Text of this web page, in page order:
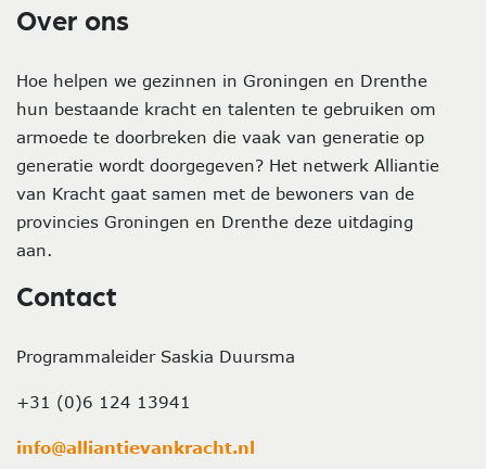
Over ons
Hoe helpen we gezinnen in Groningen en Drenthe
hun bestaande kracht en talenten te gebruiken om
armoede te doorbreken die vaak van generatie op
generatie wordt doorgegeven? Het netwerk Alliantie
van Kracht gaat samen met de bewoners van de
provincies Groningen en Drenthe deze uitdaging
aan.
Contact
Programmaleider Saskia Duursma
+31 (0)6 124 13941
info@alliantievankracht.nl